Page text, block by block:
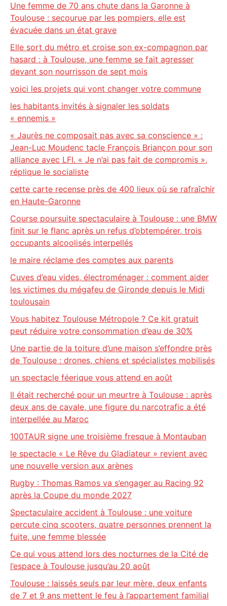
Une femme de 70 ans chute dans la Garonne à
Toulouse : secourue par les pompiers, elle est
évacuée dans un état grave
Elle sort du métro et croise son ex-compagnon par
hasard : à Toulouse, une femme se fait agresser
devant son nourrisson de sept mois
voici les projets qui vont changer votre commune
les habitants invités à signaler les soldats
« ennemis »
« Jaurès ne composait pas avec sa conscience » :
Jean-Luc Moudenc tacle François Briançon pour son
alliance avec LFI. « Je n’ai pas fait de compromis »,
réplique le socialiste
cette carte recense près de 400 lieux où se rafraîchir
en Haute-Garonne
Course poursuite spectaculaire à Toulouse : une BMW
finit sur le flanc après un refus d’obtempérer, trois
occupants alcoolisés interpellés
le maire réclame des comptes aux parents
Cuves d’eau vides, électroménager : comment aider
les victimes du mégafeu de Gironde depuis le Midi
toulousain
Vous habitez Toulouse Métropole ? Ce kit gratuit
peut réduire votre consommation d’eau de 30%
Une partie de la toiture d’une maison s’effondre près
de Toulouse : drones, chiens et spécialistes mobilisés
un spectacle féerique vous attend en août
Il était recherché pour un meurtre à Toulouse : après
deux ans de cavale, une figure du narcotrafic a été
interpellée au Maroc
100TAUR signe une troisième fresque à Montauban
le spectacle « Le Rêve du Gladiateur » revient avec
une nouvelle version aux arènes
Rugby : Thomas Ramos va s’engager au Racing 92
après la Coupe du monde 2027
Spectaculaire accident à Toulouse : une voiture
percute cinq scooters, quatre personnes prennent la
fuite, une femme blessée
Ce qui vous attend lors des nocturnes de la Cité de
l’espace à Toulouse jusqu’au 20 août
Toulouse : laissés seuls par leur mère, deux enfants
de 7 et 9 ans mettent le feu à l’appartement familial